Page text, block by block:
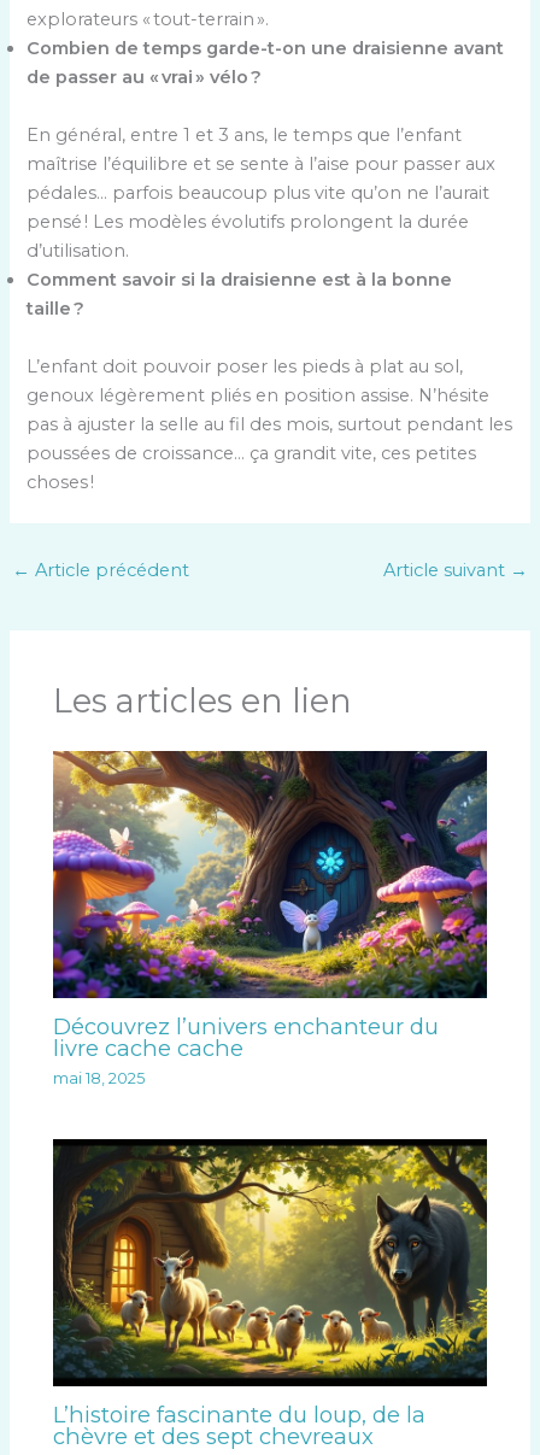
explorateurs « tout-terrain ».
Combien de temps garde-t-on une draisienne avant
de passer au « vrai » vélo ?
En général, entre 1 et 3 ans, le temps que l’enfant
maîtrise l’équilibre et se sente à l’aise pour passer aux
pédales… parfois beaucoup plus vite qu’on ne l’aurait
pensé ! Les modèles évolutifs prolongent la durée
d’utilisation.
Comment savoir si la draisienne est à la bonne
taille ?
L’enfant doit pouvoir poser les pieds à plat au sol,
genoux légèrement pliés en position assise. N’hésite
pas à ajuster la selle au fil des mois, surtout pendant les
poussées de croissance… ça grandit vite, ces petites
choses !
← Article précédent Article suivant →
Les articles en lien
Découvrez l’univers enchanteur du
livre cache cache
mai 18, 2025
L’histoire fascinante du loup, de la
chèvre et des sept chevreaux